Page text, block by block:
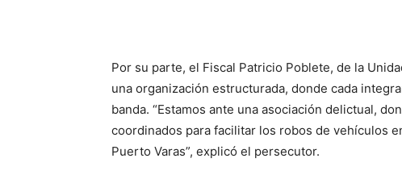
Por su parte, el Fiscal Patricio Poblete, de la
una organización estructurada, donde cada
banda. “Estamos ante una asociación delictual,
coordinados para facilitar los robos de vehículos
Puerto Varas”, explicó el persecutor.